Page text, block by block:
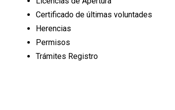
Certificado de últimas voluntades
Herencias
Permisos
Trámites Registro